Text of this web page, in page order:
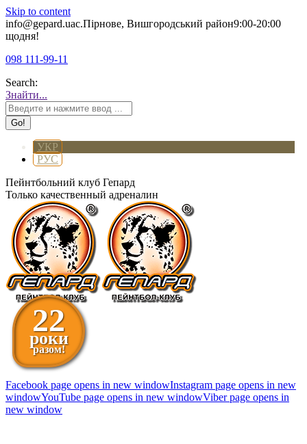
Skip to content
info@gepard.uaс.Пірнове, Вишгородський район9:00-20:00
щодня!
098 111-99-11
Search:
Знайти...
УКР
РУС
Пейнтбольний клуб Гепард
Только качественный адреналин
22
роки
разом!
Facebook page opens in new windowInstagram page opens in new
windowYouTube page opens in new windowViber page opens in
new window